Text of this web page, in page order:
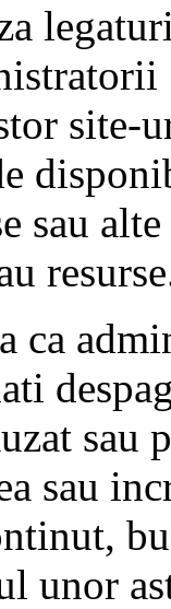
site-
sau
ca
sau
sau
unor